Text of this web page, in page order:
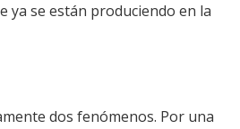
ya se están produciendo en la
dos fenómenos. Por una